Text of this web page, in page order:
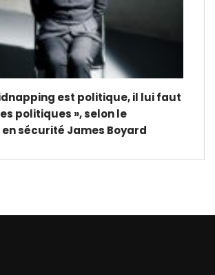
est politique, il lui faut
politiques », selon le
sécurité James Boyard